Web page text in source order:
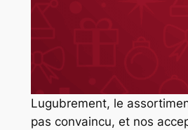
Lugubrement, le
pas convaincu, et nos